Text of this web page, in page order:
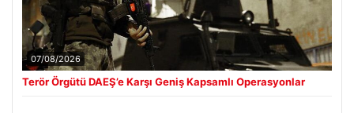
07/08/2026
Terör Örgütü DAEŞ’e Karşı Geniş Kapsamlı Operasyonlar